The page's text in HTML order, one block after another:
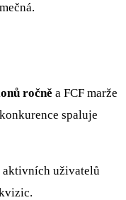
ročně a FCF marže
spaluje
aktivních uživatelů